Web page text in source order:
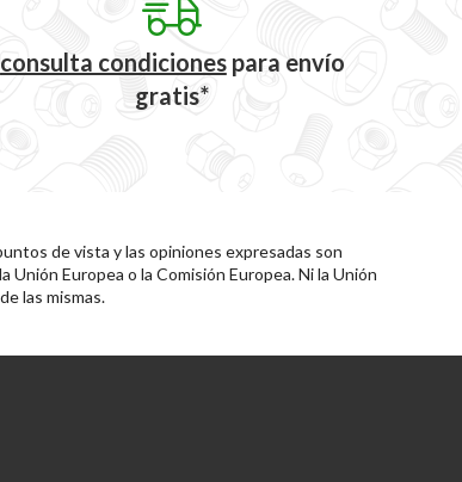
consulta condicionespara envío
gratis*
de vista y las opiniones expresadas son
Europea o la Comisión Europea. Ni la Unión
las mismas.